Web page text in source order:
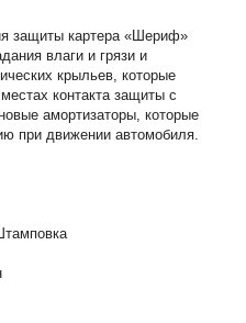
защиты картера «Шериф»
влаги и грязи и
крыльев, которые
контакта защиты с
амортизаторы, которые
при движении автомобиля.